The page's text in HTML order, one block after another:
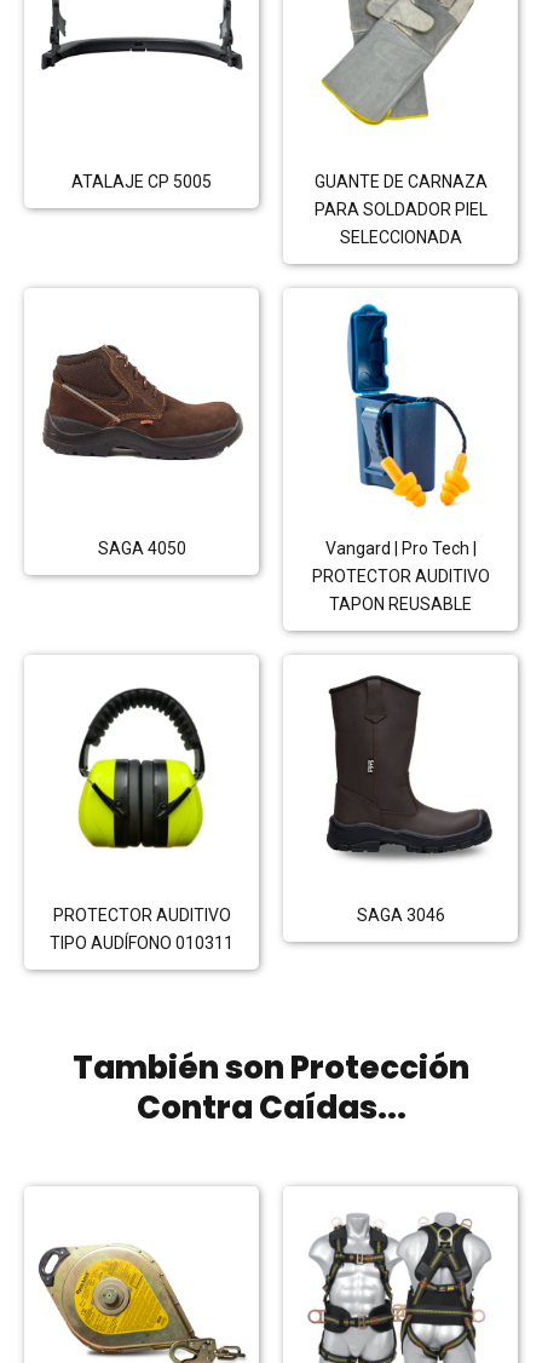
ATALAJE CP 5005
GUANTE DE CARNAZA
PARA SOLDADOR PIEL
SELECCIONADA
SAGA 4050
Vangard | Pro Tech |
PROTECTOR AUDITIVO
TAPON REUSABLE
PROTECTOR AUDITIVO
TIPO AUDÍFONO 010311
SAGA 3046
También sonProtección
Contra Caídas...